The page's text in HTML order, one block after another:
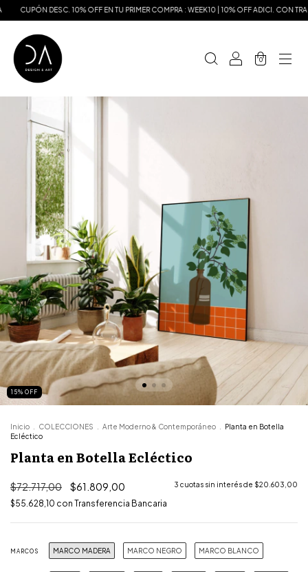
CUPÓN DESC. 10% OFF EN TU PRIMER COMPRA : WEEK10 | 10% OFF ADICI. CON
0
15% OFF
Inicio COLECCIONES Arte Moderno & Contemporáneo
Planta en Botella
Ecléctico
Planta en Botella Ecléctico
$72.717,00 $61.809,00 3 cuotas sin interés de $20.603,00
$55.628,10 con Transferencia Bancaria
MARCOS MARCO MADERA MARCO NEGRO MARCO BLANCO